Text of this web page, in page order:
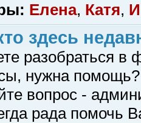
Елена, Катя,
здесь
разобраться в
нужна помощь?
вопрос -
рада помочь